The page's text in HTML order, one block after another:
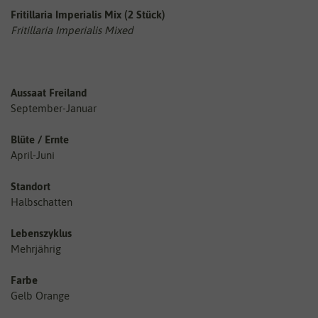
Fritillaria Imperialis Mix (2 Stück)
Fritillaria Imperialis Mixed
Aussaat Freiland
September-Januar
Blüte / Ernte
April-Juni
Standort
Halbschatten
Lebenszyklus
Mehrjährig
Farbe
Gelb Orange